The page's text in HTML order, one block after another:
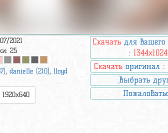
2021
25
,danielle (210),lloyd
1920x640
Скачать для
:1344x1024
Скачать оригинал :
Выбрать